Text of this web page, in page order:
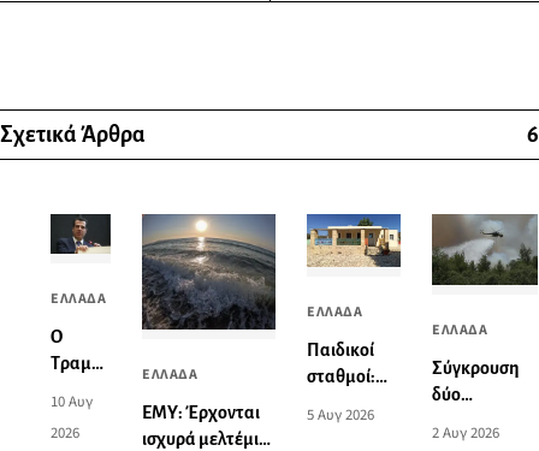
Σχετικά Άρθρα 6
ΕΛΛΑΔΑ
Ο
Τραμπ
Θάνο
Πλεύρη
10 Αυγ
2026
ΕΛΛΑΔΑ
ΕΜΥ: Έρχονται
ισχυρά μελτέμια
ΕΛΛΑΔΑ
Παιδικοί
σταθμοί:
γίνουν
5 Αυγ 2026
ΕΛΛΑΔΑ
Σύγκρουση
δύο
που
2 Αυγ 2026